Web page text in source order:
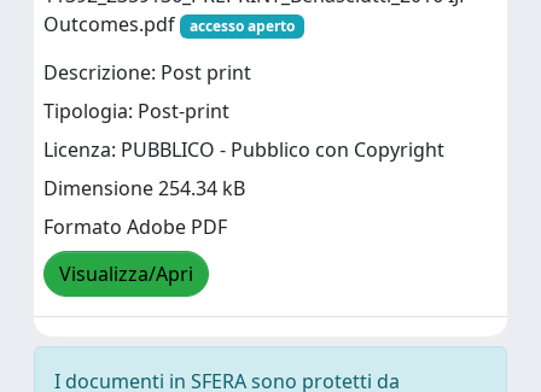
Outcomes.pdf
accesso aperto
Descrizione: Post print
Tipologia: Post-print
Licenza: PUBBLICO - Pubblico con Copyright
Dimensione 254.34 kB
Formato Adobe PDF
Visualizza/Apri
I documenti in SFERA sono protetti da